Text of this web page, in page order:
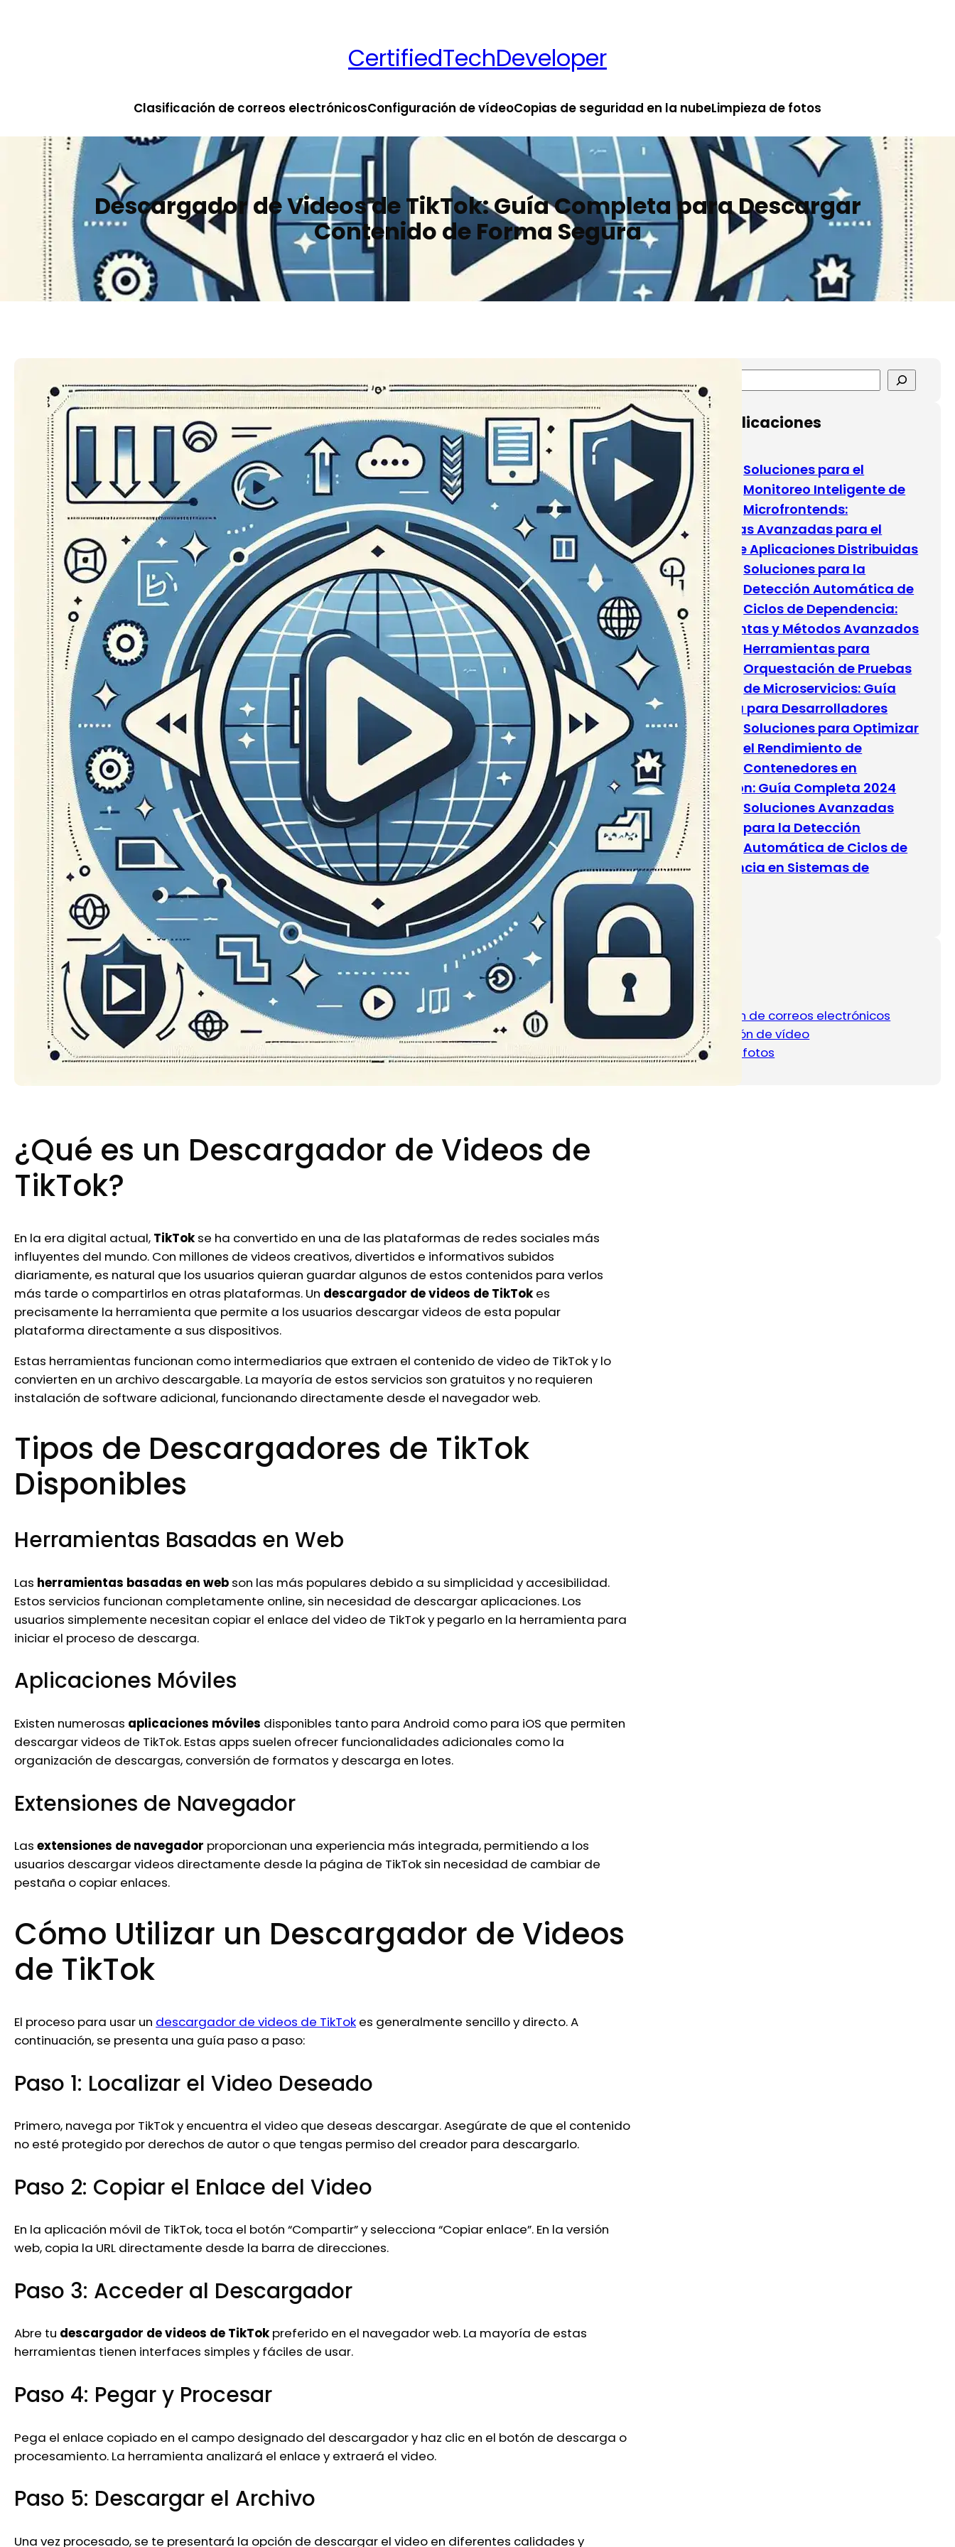
CertifiedTechDeveloper
Clasificación de correos electrónicosConfiguración de vídeoCopias de seguridad en la nubeLimpieza de fotos
Descargador de Videos de TikTok: Guía Completa para Descargar
Contenido de Forma Segura
¿Qué es un Descargador de Videos de
TikTok?
En la era digital actual, TikTok se ha convertido en una de las plataformas de redes sociales más
influyentes del mundo. Con millones de videos creativos, divertidos e informativos subidos
diariamente, es natural que los usuarios quieran guardar algunos de estos contenidos para verlos
más tarde o compartirlos en otras plataformas. Un descargador de videos de TikTok es
precisamente la herramienta que permite a los usuarios descargar videos de esta popular
plataforma directamente a sus dispositivos.
Estas herramientas funcionan como intermediarios que extraen el contenido de video de TikTok y lo
convierten en un archivo descargable. La mayoría de estos servicios son gratuitos y no requieren
instalación de software adicional, funcionando directamente desde el navegador web.
Tipos de Descargadores de TikTok
Disponibles
Herramientas Basadas en Web
Las herramientas basadas en web son las más populares debido a su simplicidad y accesibilidad.
Estos servicios funcionan completamente online, sin necesidad de descargar aplicaciones. Los
usuarios simplemente necesitan copiar el enlace del video de TikTok y pegarlo en la herramienta para
iniciar el proceso de descarga.
Aplicaciones Móviles
Existen numerosas aplicaciones móviles disponibles tanto para Android como para iOS que permiten
descargar videos de TikTok. Estas apps suelen ofrecer funcionalidades adicionales como la
organización de descargas, conversión de formatos y descarga en lotes.
Extensiones de Navegador
Las extensiones de navegador proporcionan una experiencia más integrada, permitiendo a los
usuarios descargar videos directamente desde la página de TikTok sin necesidad de cambiar de
pestaña o copiar enlaces.
Cómo Utilizar un Descargador de Videos
de TikTok
El proceso para usar un descargador de videos de TikTok es generalmente sencillo y directo. A
continuación, se presenta una guía paso a paso:
Paso 1: Localizar el Video Deseado
Primero, navega por TikTok y encuentra el video que deseas descargar. Asegúrate de que el contenido
no esté protegido por derechos de autor o que tengas permiso del creador para descargarlo.
Paso 2: Copiar el Enlace del Video
En la aplicación móvil de TikTok, toca el botón “Compartir” y selecciona “Copiar enlace”. En la versión
web, copia la URL directamente desde la barra de direcciones.
Paso 3: Acceder al Descargador
Abre tu descargador de videos de TikTok preferido en el navegador web. La mayoría de estas
herramientas tienen interfaces simples y fáciles de usar.
Paso 4: Pegar y Procesar
Pega el enlace copiado en el campo designado del descargador y haz clic en el botón de descarga o
procesamiento. La herramienta analizará el enlace y extraerá el video.
Paso 5: Descargar el Archivo
Una vez procesado, se te presentará la opción de descargar el video en diferentes calidades y
e
a
r
h
Últimas publicaciones
Soluciones para el
Monitoreo Inteligente de
Microfrontends:
Estrategias Avanzadas para el
Control de Aplicaciones Distribuidas
Soluciones para la
Detección Automática de
Ciclos de Dependencia:
Herramientas y Métodos Avanzados
Herramientas para
Orquestación de Pruebas
de Microservicios: Guía
Completa para Desarrolladores
Soluciones para Optimizar
el Rendimiento de
Contenedores en
Producción: Guía Completa 2024
Soluciones Avanzadas
para la Detección
Automática de Ciclos de
Dependencia en Sistemas de
Software
Categorias
Clasificación de correos electrónicos
Configuración de vídeo
Limpieza de fotos